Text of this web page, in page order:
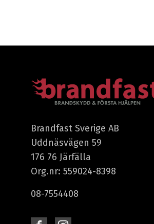
Brandfast Sverige AB
Uddnäsvägen 59
176 76 Järfälla
Org.nr: 559024-8398
08-7554408